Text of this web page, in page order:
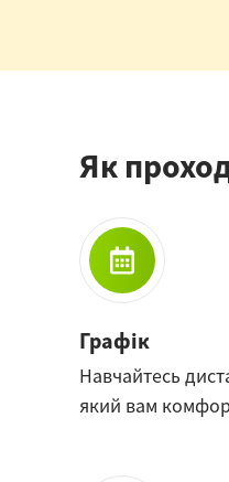
Як
Графік
Навчайтесь
який вам